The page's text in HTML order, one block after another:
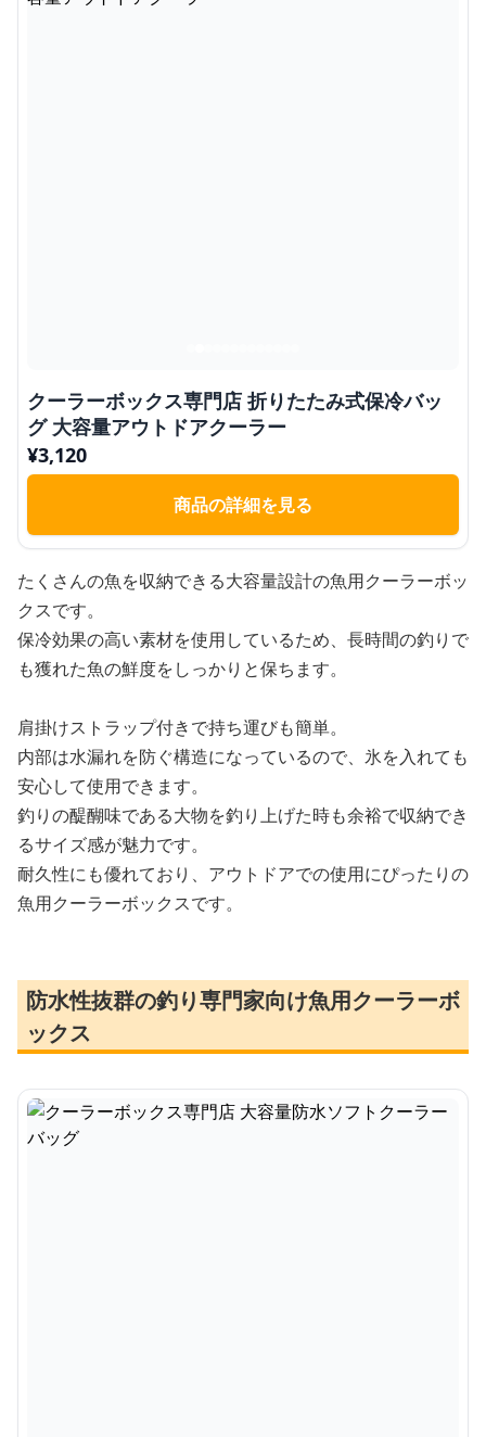
クーラーボックス専門店 折りたたみ式保冷バッ
グ 大容量アウトドアクーラー
¥3,120
商品の詳細を見る
たくさんの魚を収納できる大容量設計の魚用クーラーボッ
クスです。
保冷効果の高い素材を使用しているため、長時間の釣りで
も獲れた魚の鮮度をしっかりと保ちます。
肩掛けストラップ付きで持ち運びも簡単。
内部は水漏れを防ぐ構造になっているので、氷を入れても
安心して使用できます。
釣りの醍醐味である大物を釣り上げた時も余裕で収納でき
るサイズ感が魅力です。
耐久性にも優れており、アウトドアでの使用にぴったりの
魚用クーラーボックスです。
防水性抜群の釣り専門家向け魚用クーラーボ
ックス